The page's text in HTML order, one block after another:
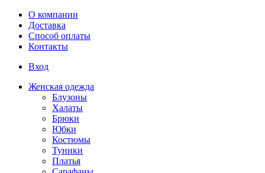
Перейти к основному содержанию
О компании
Доставка
Способ оплаты
Контакты
Вход
Женская одежда
Блузоны
Халаты
Брюки
Юбки
Костюмы
Туники
Платья